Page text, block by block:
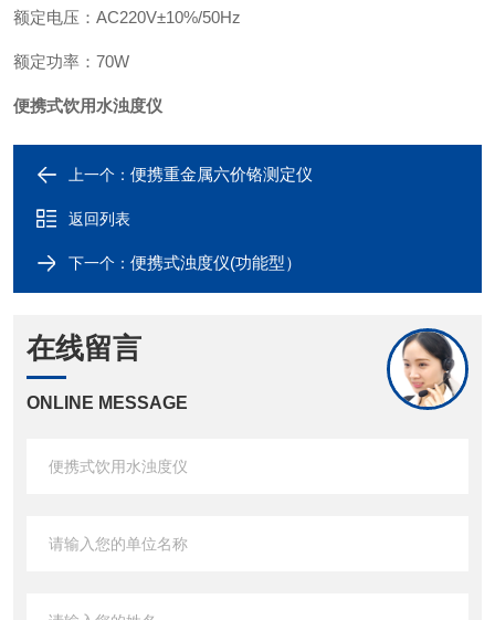
额定电压 ： AC220V±10%/50Hz
额定功率 ： 70W
便携式饮用水浊度仪
上一个： 便携重金属六价铬测定仪
返回列表
下一个： 便携式浊度仪(功能型）
在线留言
ONLINE MESSAGE